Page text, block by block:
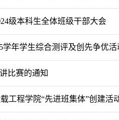
级本科生全体班级干部大会
学年学生综合测评及创先争优
比赛的通知
工程学院“先进班集体”创建活